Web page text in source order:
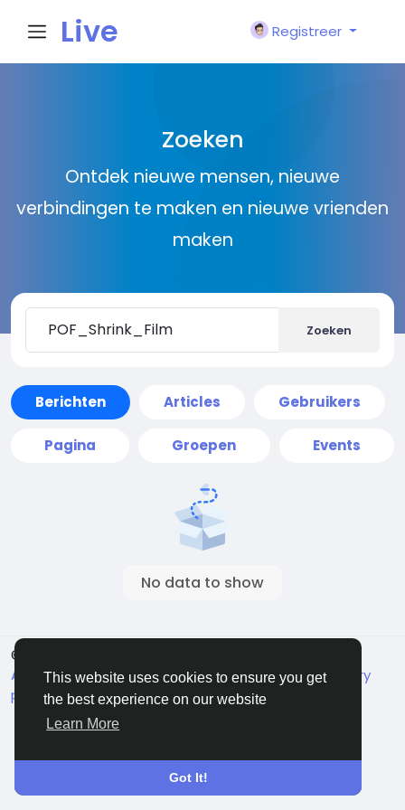
This website uses cookies to ensure you get
the best experience on our website
Learn More
Got It!
Live
Registreer
Zoeken
Ontdek nieuwe mensen, nieuwe
verbindingen te maken en nieuwe vrienden
maken
Zoeken
Berichten Articles Gebruikers
Pagina Groepen Events
No data to show
© 2026 Live City In
About Voorwaarden Privacy
Shipping and delivery
policy
Refund and return policy Contact Us
Bedrijvengids